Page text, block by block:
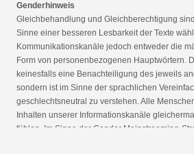
Genderhinweis
Gleichbehandlung und Gleichberechtigung
Sinne einer besseren Lesbarkeit der Texte
Kommunikationskanäle jedoch entweder die
Form von personenbezogenen Hauptwörtern.
keinesfalls eine Benachteiligung des jeweils
sondern ist im Sinne der sprachlichen
geschlechtsneutral zu verstehen. Alle
Inhalten unserer Informationskanäle
fühlen. Im Sinne der Gender Mainstreaming-